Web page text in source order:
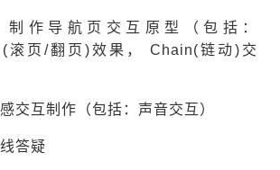
制作导航页交互原型（包括：
(滚页/翻页)效果， Chain(链动)交
交互制作（包括：声音交互）
答疑